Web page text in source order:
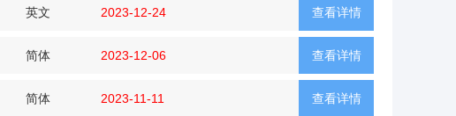
查看详情
英文 2023-12-24
查看详情
简体 2023-12-06
查看详情
简体 2023-11-11